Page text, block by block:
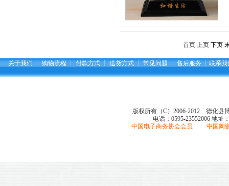
首页 上页 下页
关于我们 ┆ 购物流程 ┆ 付款方式 ┆ 送货方式 ┆ 常见问题 ┆ 售后服务 ┆ 联系我
版权所有（C）2006-2012 德化县
电话：0595-23552006 地址
中国电子商务协会会员 中国陶